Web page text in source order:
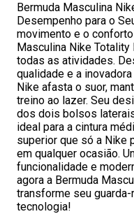
Bermuda Masculina
Desempenho para o
movimento e o
Masculina Nike Totality
todas as atividades.
qualidade e a
Nike afasta o suor,
treino ao lazer. Seu
dos dois bolsos
ideal para a cintura
superior que só a Nike
em qualquer ocasião.
funcionalidade e
agora a Bermuda
transforme seu
tecnologia!